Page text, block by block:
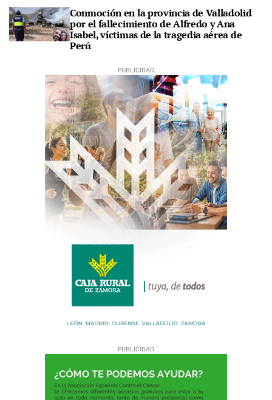
Conmoción en la provincia de Valladolid
por el fallecimiento de Alfredo y Ana
Isabel, víctimas de la tragedia aérea de
Perú